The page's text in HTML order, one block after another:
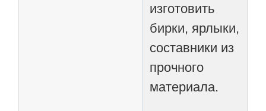
изготовить
бирки, ярлыки,
составники из
прочного
материала.